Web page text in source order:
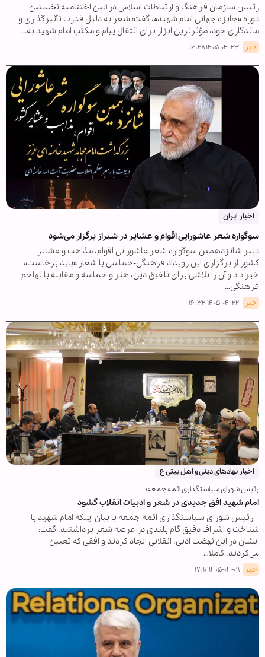
رئیس سازمان فرهنگ و ارتباطات اسلامی در آیین اختتامیه نخستین
دوره «جایزه جهانی امام شهید»، گفت: شعر به دلیل قدرت تأثیرگذاری و
ماندگاری خود، مؤثرترین ابزار برای انتقال پیام و مکتب امام شهید به…
خبر ۱۴۰۵-۰۴-۲۳ ۱۶:۲۸
اخبار ایران
سوگواره شعر عاشورایی اقوام و عشایر در شیراز برگزار می‌شود
دبیر شانزدهمین سوگواره شعر عاشورایی اقوام، مذاهب و عشایر
کشور از برگزاری این رویداد فرهنگی‑حماسی با شعار «باید برخاست»
خبر داد و آن را تلاشی برای تلفیق دین، هنر و حماسه و مقابله با تهاجم
فرهنگی…
خبر ۱۴۰۵-۰۴-۲۲ ۱۶:۳۲
اخبار نهادهای دینی و اهل بیتی ع
رئیس شورای سیاستگذاری ائمه جمعه:
امام شهید افق جدیدی در شعر و ادبیات انقلاب گشود
رئیس شورای سیاستگذاری ائمه جمعه با بیان اینکه امام شهید با
شناخت و اشراف دقیق گام بلندی در عرصه شعر برداشتند، گفت:
ایشان در این نهضت ادبی، انقلابی ایجاد کردند و افقی که تعیین
می‌کردند، کاملا…
خبر ۱۴۰۵-۰۴-۰۹ ۱۷:۱۰